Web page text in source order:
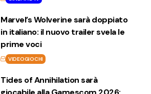
Marvel’s Wolverine sarà doppiato
in italiano: il nuovo trailer svela le
prime voci
VIDEOGIOCHI
Tides of Annihilation sarà